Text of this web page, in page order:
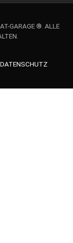
GARAGE ®. ALLE
DATENSCHUTZ